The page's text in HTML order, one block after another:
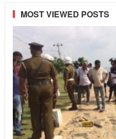
MOST VIEWED POSTS